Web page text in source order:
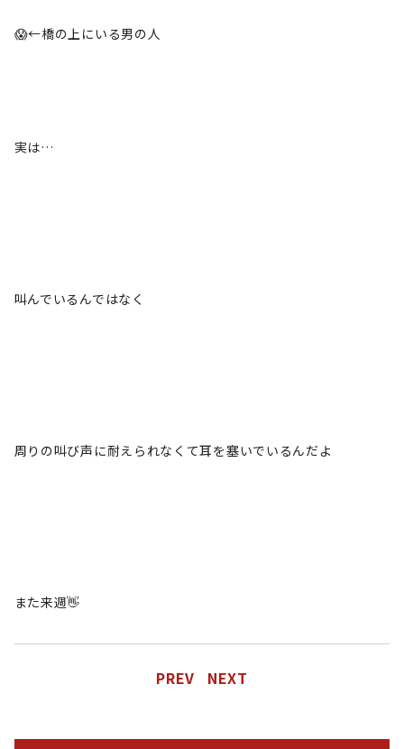
😱←橋の上にいる男の人
実は…
叫んでいるんではなく
周りの叫び声に耐えられなくて耳を塞いでいるんだよ
また来週👋
PREV NEXT